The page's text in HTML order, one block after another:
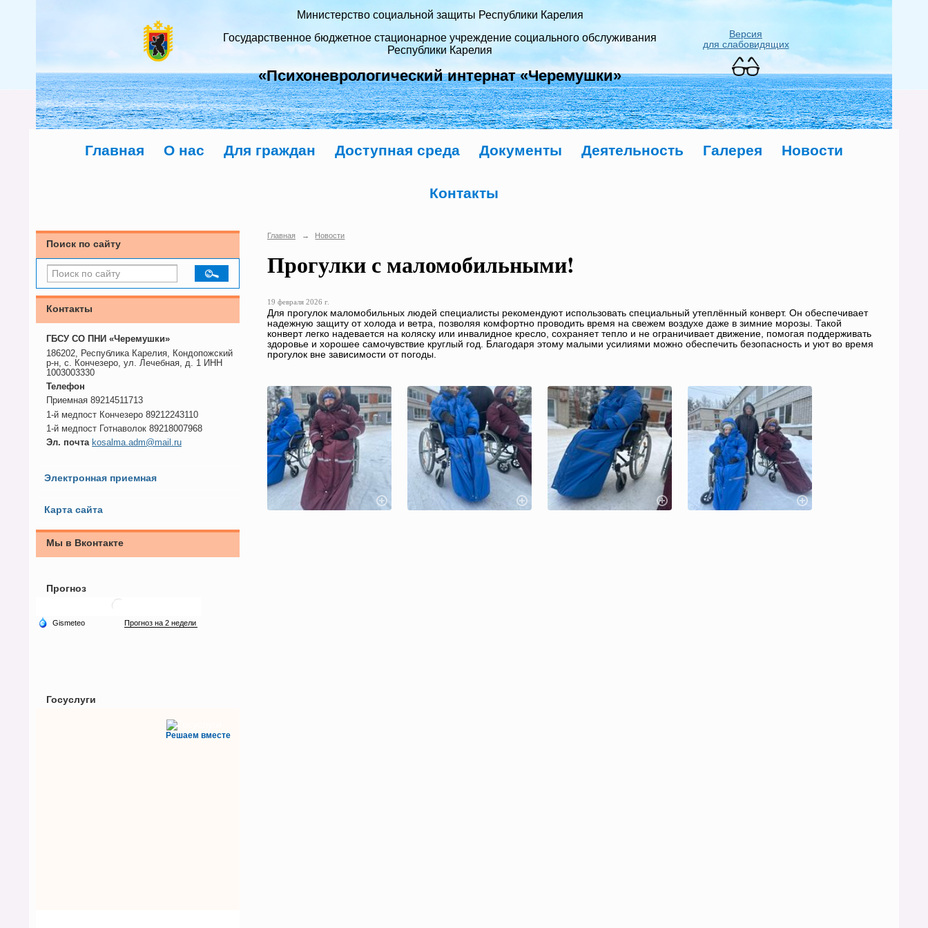
Министерство социальной защиты Республики Карелия
Государственное бюджетное стационарное учреждение социального обслуживания
Республики Карелия
«Психоневрологический интернат «Черемушки»
Версия
для слабовидящих
Главная О нас Для граждан Доступная среда Документы Деятельность Галерея Новости
Контакты
Поиск по сайту
Контакты
ГБСУ СО ПНИ «Черемушки»
186202, Республика Карелия, Кондопожский
р-н, с. Кончезеро, ул. Лечебная, д. 1 ИНН
1003003330
Телефон
Приемная 89214511713
1-й медпост Кончезеро 89212243110
1-й медпост Готнаволок 89218007968
Эл. почта kosalma.adm@mail.ru
Электронная приемная
Карта сайта
Мы в Вконтакте
Прогноз
Госуслуги
Решаем вместе
Главная → Новости
Прогулки с маломобильными!
19 февраля 2026 г.
Для прогулок маломобильных людей специалисты рекомендуют использовать специальный утеплённый конверт. Он обеспечивает
надежную защиту от холода и ветра, позволяя комфортно проводить время на свежем воздухе даже в зимние морозы. Такой
конверт легко надевается на коляску или инвалидное кресло, сохраняет тепло и не ограничивает движение, помогая поддерживать
здоровье и хорошее самочувствие круглый год. Благодаря этому малыми усилиями можно обеспечить безопасность и уют во время
прогулок вне зависимости от погоды.